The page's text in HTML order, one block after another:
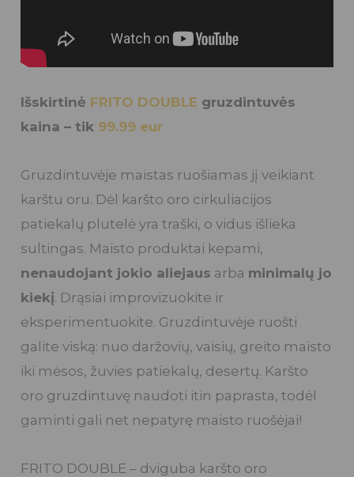
Išskirtinė FRITO DOUBLE gruzdintuvės
kaina – tik 99.99 eur
Gruzdintuvėje maistas ruošiamas jį veikiant
karštu oru. Dėl karšto oro cirkuliacijos
patiekalų plutelė yra traški, o vidus išlieka
sultingas. Maisto produktai kepami,
nenaudojant jokio aliejaus arba minimalų jo
kiekį. Drąsiai improvizuokite ir
eksperimentuokite. Gruzdintuvėje ruošti
galite viską: nuo daržovių, vaisių, greito maisto
iki mėsos, žuvies patiekalų, desertų. Karšto
oro gruzdintuvę naudoti itin paprasta, todėl
gaminti gali net nepatyrę maisto ruošėjai!
FRITO DOUBLE – dviguba karšto oro